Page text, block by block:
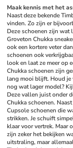
Maak kennis met het
Naast deze bekende
vinden. Zo zijn er
Deze schoenen zijn wat
Groveton Chukka
ook een kortere veter
schoenen ook
look en laat ze meer op
Chukka schoenen zijn
lang mooi blijft. Houd je
nog wat lager model?
Deze vallen juist onder
Chukka schoenen.
Cupsole schoenen die
strikken. Je schuift
klaar voor vertrek. Maar
zijn zeker het bekijken
uitstraling, maar